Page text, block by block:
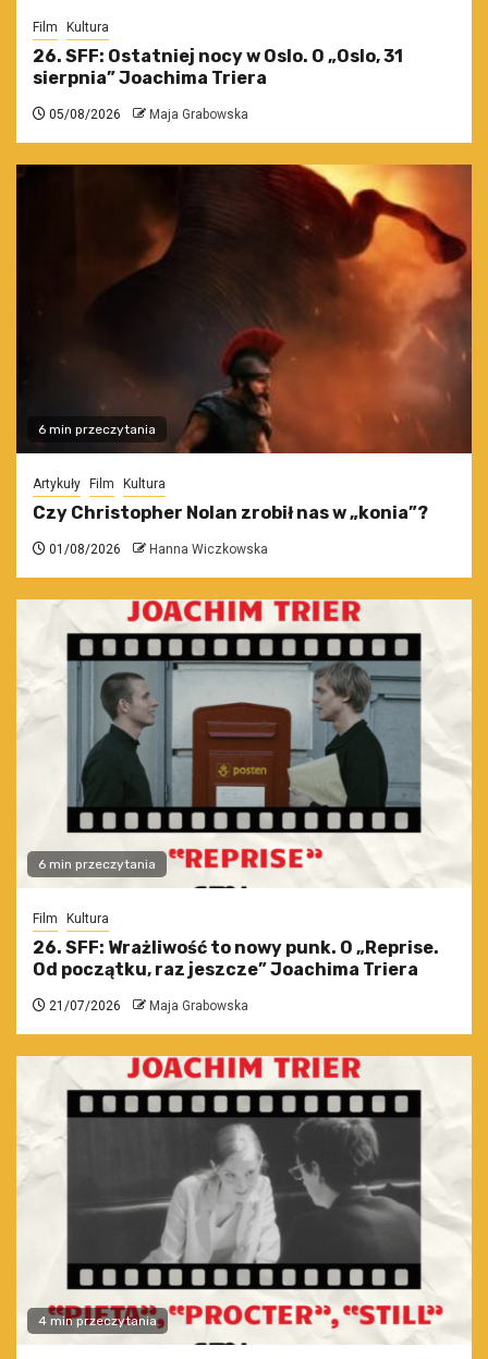
Film Kultura
26. SFF: Ostatniej nocy w Oslo. O „Oslo, 31
sierpnia” Joachima Triera
05/08/2026 Maja Grabowska
6 min przeczytania
Artykuły Film Kultura
Czy Christopher Nolan zrobił nas w „konia”?
01/08/2026 Hanna Wiczkowska
6 min przeczytania
Film Kultura
26. SFF: Wrażliwość to nowy punk. O „Reprise.
Od początku, raz jeszcze” Joachima Triera
21/07/2026 Maja Grabowska
4 min przeczytania